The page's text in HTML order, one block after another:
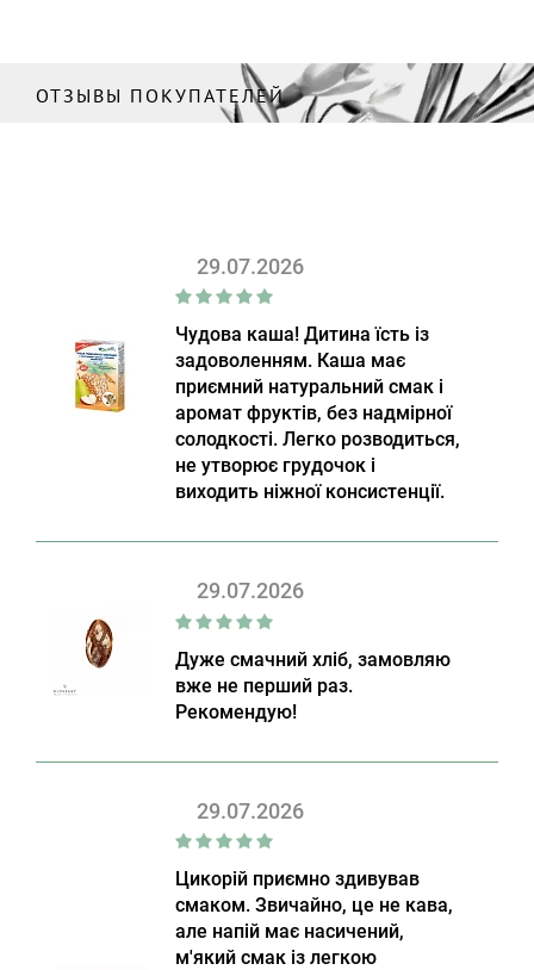
ОТЗЫВЫ ПОКУПАТЕЛЕЙ
29.07.2026
Чудова каша! Дитина їсть із
задоволенням. Каша має
приємний натуральний смак і
аромат фруктів, без надмірної
солодкості. Легко розводиться,
не утворює грудочок і
виходить ніжної консистенції.
29.07.2026
Дуже смачний хліб, замовляю
вже не перший раз.
Рекомендую!
29.07.2026
Цикорій приємно здивував
смаком. Звичайно, це не кава,
але напій має насичений,
м'який смак із легкою